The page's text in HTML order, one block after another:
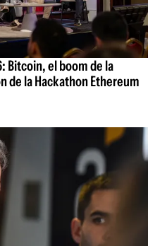
Bitcoin, el boom de la
de la Hackathon Ethereum